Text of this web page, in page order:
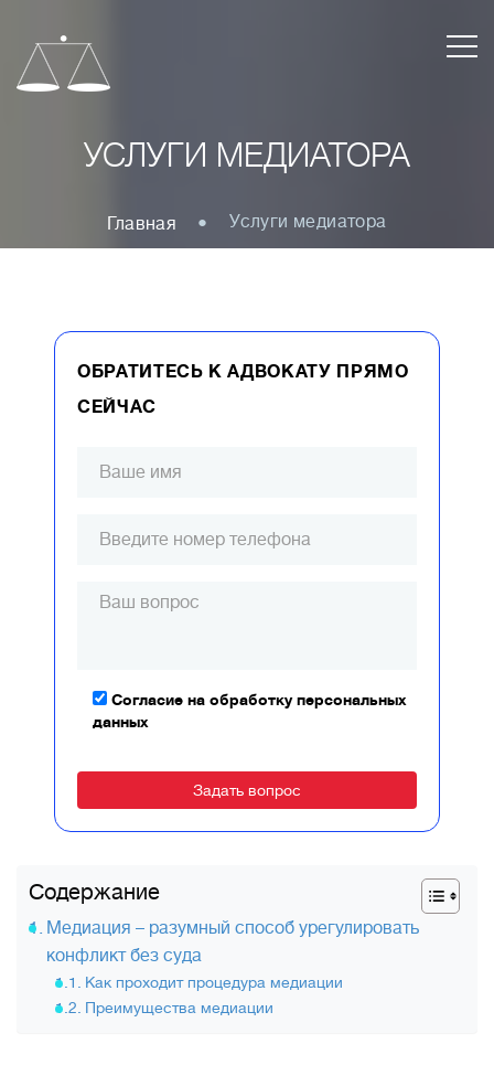
УСЛУГИ МЕДИАТОРА
Главная Услуги медиатора
ОБРАТИТЕСЬ К АДВОКАТУ ПРЯМО
СЕЙЧАС
Согласие на обработку персональных
данных
Содержание
Медиация – разумный способ урегулировать
конфликт без суда
Как проходит процедура медиации
Преимущества медиации